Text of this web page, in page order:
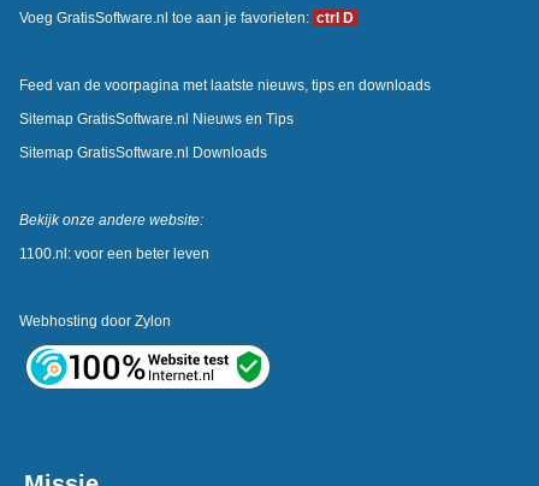
Voeg GratisSoftware.nl toe aan je favorieten: ctrl D
Feed van de voorpagina met laatste nieuws, tips en downloads
Sitemap GratisSoftware.nl Nieuws en Tips
Sitemap GratisSoftware.nl Downloads
Bekijk onze andere website:
1100.nl: voor een beter leven
Webhosting door Zylon